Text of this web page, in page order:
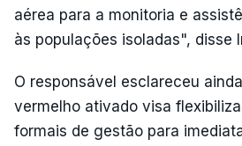
aérea para a monitoria e
às populações isoladas", disse
O responsável esclareceu
vermelho ativado visa
formais de gestão para